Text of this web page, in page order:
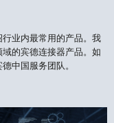
业内最常用的产品。我
的宾德连接器产品。如
中国服务团队。